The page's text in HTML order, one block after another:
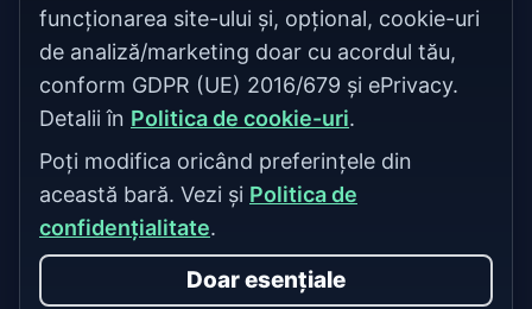
funcționarea site-ului și, opțional, cookie-uri
de analiză/marketing doar cu acordul tău,
conform GDPR (UE) 2016/679 și ePrivacy.
Detalii în Politica de cookie-uri.
Poți modifica oricând preferințele din
această bară. Vezi și Politica de
confidențialitate.
Doar esențiale
Setări cookie Politica de confidențialitate
Politica de cookie-uri Termeni și condiții
ANPC – Soluționare litigii Platformă ODR UE